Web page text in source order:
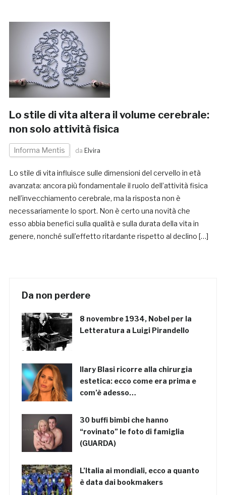
Lo stile di vita altera il volume cerebrale:
non solo attività fisica
Informa Mentis da Elvira
Lo stile di vita influisce sulle dimensioni del cervello in età
avanzata: ancora più fondamentale il ruolo dell’attività fisica
nell’invecchiamento cerebrale, ma la risposta non è
necessariamente lo sport. Non è certo una novità che
esso abbia benefici sulla qualità e sulla durata della vita in
genere, nonché sull’effetto ritardante rispetto al declino […]
Da non perdere
8 novembre 1934, Nobel per la
Letteratura a Luigi Pirandello
Ilary Blasi ricorre alla chirurgia
estetica: ecco come era prima e
com’è adesso…
30 buffi bimbi che hanno
“rovinato” le foto di famiglia
(GUARDA)
L’Italia ai mondiali, ecco a quanto
è data dai bookmakers